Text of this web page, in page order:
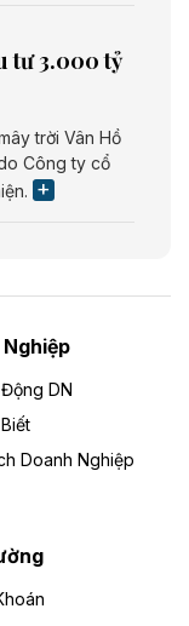
tư 3.000 tỷ
trời Vân Hồ
Công ty cổ
Giang do
Giang làm
thái’
ty Cổ
DN
Doanh Nghiệp